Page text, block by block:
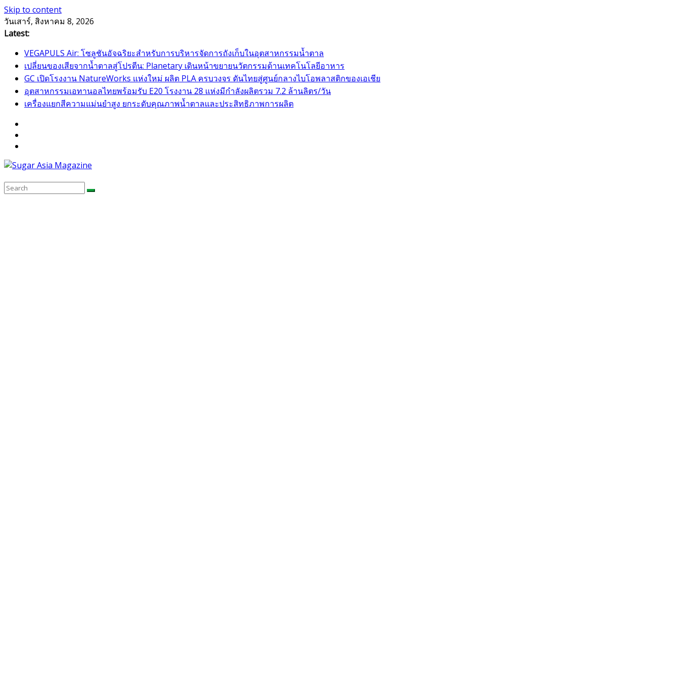
Skip to content
วันเสาร์, สิงหาคม 8, 2026
Latest:
VEGAPULS Air: โซลูชันอัจฉริยะสำหรับการบริหารจัดการถังเก็บในอุตสาหกรรมน้ำตาล
เปลี่ยนของเสียจากน้ำตาลสู่โปรตีน: Planetary เดินหน้าขยายนวัตกรรมด้านเทคโนโลยีอาหาร
GC เปิดโรงงาน NatureWorks แห่งใหม่ ผลิต PLA ครบวงจร ดันไทยสู่ศูนย์กลางไบโอพลาสติกของเอเชีย
อุตสาหกรรมเอทานอลไทยพร้อมรับ E20 โรงงาน 28 แห่งมีกำลังผลิตรวม 7.2 ล้านลิตร/วัน
เครื่องแยกสีความแม่นยำสูง ยกระดับคุณภาพน้ำตาลและประสิทธิภาพการผลิต